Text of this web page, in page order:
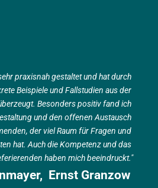
praxisnah gestaltet und hat durch
Beispiele und Fallstudien aus der
Besonders positiv fand ich
und den offenen Austausch
der viel Raum für Fragen und
hat. Auch die Kompetenz und das
haben mich beeindruckt."
Ernst Granzow